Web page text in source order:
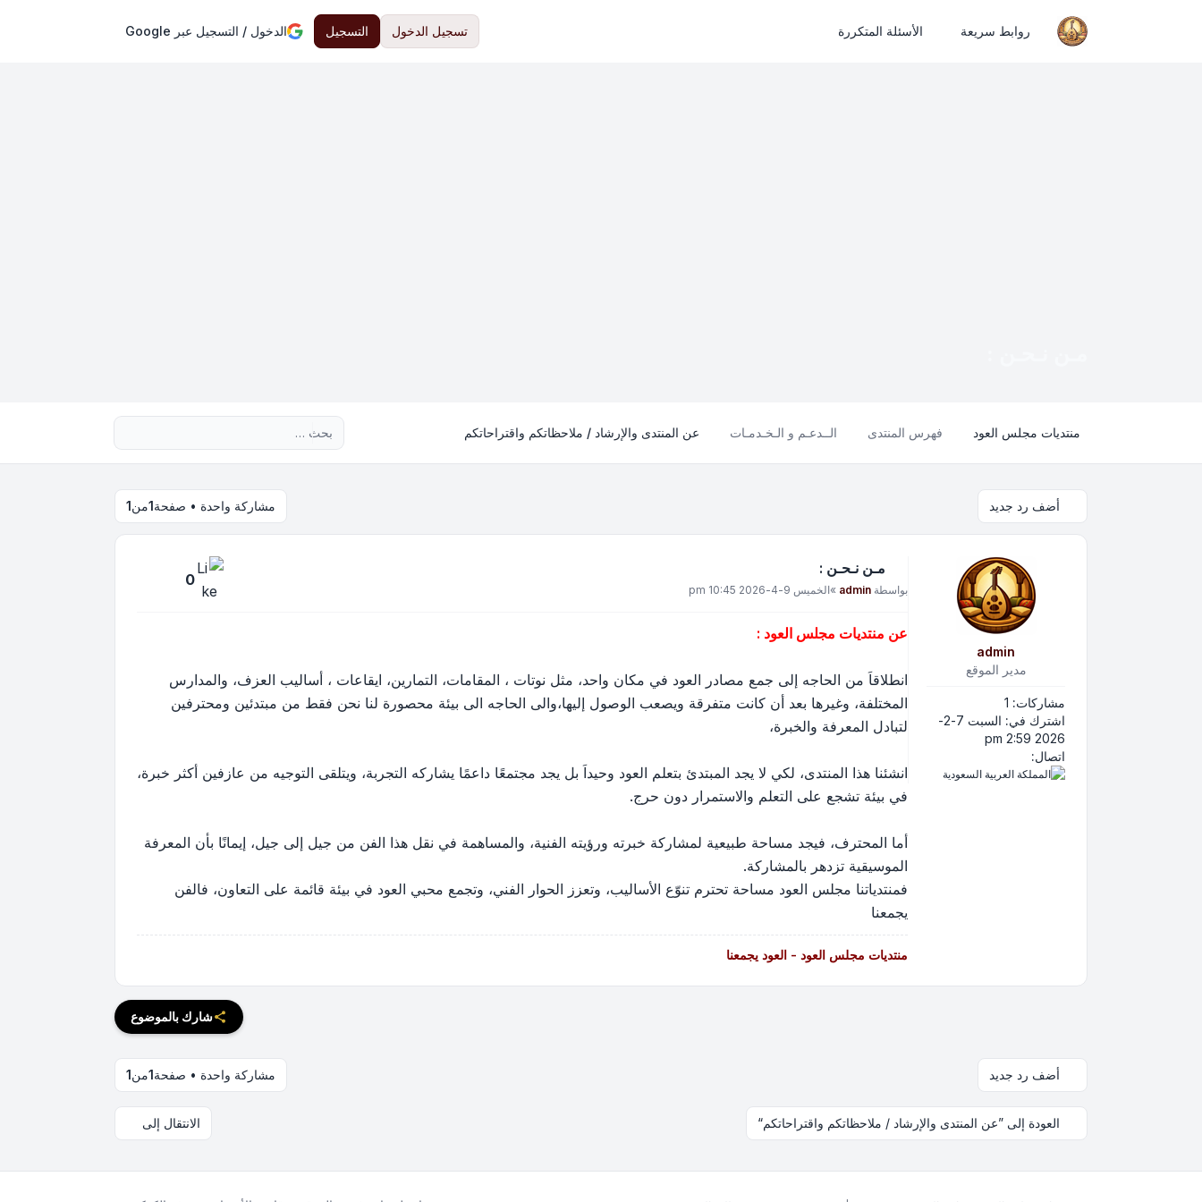
روابط سريعة الأسئلة المتكررة تسجيل الدخول التسجيل الدخول / التسجيل عبر Google
منتديات مجلس العود فهرس المنتدى الــدعـم و الـخـدمـات عن المنتدى والإرشاد / ملاحظاتكم واقتراحاتكم
أضف رد جديد مشاركة واحدة • صفحة1من1
admin
مدير الموقع
مشاركات: 1
اشترك في:
السبت 7-2-
2026 2:59 pm
اتصال:
مـن نـحـن :
مشاركة
بواسطة admin
»الخميس 9-4-2026 10:45 pm
0
عن منتديات مجلس العود :
انطلاقاَ من الحاجه إلى جمع مصادر العود في مكان واحد، مثل نوتات ، المقامات، التمارين، ايقاعات ، أساليب العزف، والمدارس
المختلفة، وغيرها بعد أن كانت متفرقة ويصعب الوصول إليها،والى الحاجه الى بيئة محصورة لنا نحن فقط من مبتدئين ومحترفين
لتبادل المعرفة والخبرة،
انشئنا هذا المنتدى، لكي لا يجد المبتدئ بتعلم العود وحيداَ بل يجد مجتمعًا داعمًا يشاركه التجربة، ويتلقى التوجيه من عازفين أكثر خبرة،
في بيئة تشجع على التعلم والاستمرار دون حرج.
أما المحترف، فيجد مساحة طبيعية لمشاركة خبرته ورؤيته الفنية، والمساهمة في نقل هذا الفن من جيل إلى جيل، إيمانًا بأن المعرفة
الموسيقية تزدهر بالمشاركة.
فمنتدياتنا مجلس العود مساحة تحترم تنوّع الأساليب، وتعزز الحوار الفني، وتجمع محبي العود في بيئة قائمة على التعاون، فالفن
يجمعنا
منتديات مجلس العود - العود يجمعنا
شارك بالموضوع
أضف رد جديد مشاركة واحدة • صفحة1من1
العودة إلى ”عن المنتدى والإرشاد / ملاحظاتكم واقتراحاتكم“ الانتقال إلى